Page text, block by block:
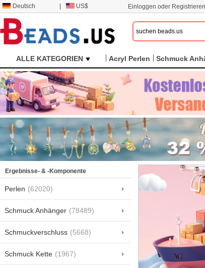
Deutsch US$ Einloggen oder Registrieren
ALLE KATEGORIEN Acryl Perlen Schmuck
Ergebnisse- & -Komponente
Perlen (62020)
Schmuck Anhänger (78489)
Schmuckverschluss (5668)
Schmuck Kette (1967)